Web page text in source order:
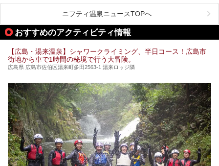
いった個性が魅力の温泉も、どちらも充実している広島県。
今回は、そんな広島県にある温浴施設のなかから、筆者が
「一度訪ねてみたい」と気になっている魅力的な施設を5件
ピックアップして紹介します。
※2021/07/30時点の情報です。
ニフティ温泉ニュースTOPへ
おすすめのアクティビティ情報
【広島・湯来温泉】シャワークライミング、半日コース！広島市
街地から車で1時間の秘境で行う大冒険。
広島県 広島市佐伯区湯来町多田2563-1 湯来ロッジ隣